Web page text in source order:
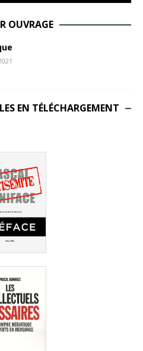
OUVRAGE
EN TÉLÉCHARGEMENT